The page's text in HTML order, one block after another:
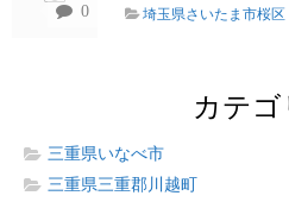
0 埼玉県さいたま市桜区
カテゴ
三重県いなべ市
三重県三重郡川越町